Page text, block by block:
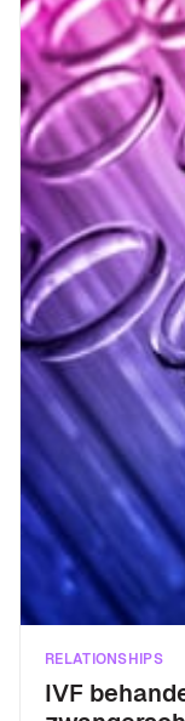
RELATIONSHIPS
IVF